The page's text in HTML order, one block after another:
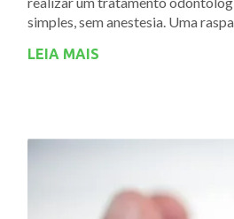
simples, sem anestesia. Uma
LEIA MAIS